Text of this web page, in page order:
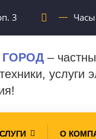
3
–
услуги
О